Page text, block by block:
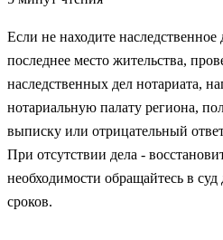
Если не находите наследственное
последнее место жительства,
наследственных дел нотариата,
нотариальную палату региона,
выписку или отрицательный
При отсутствии дела -
необходимости обращайтесь в
сроков.